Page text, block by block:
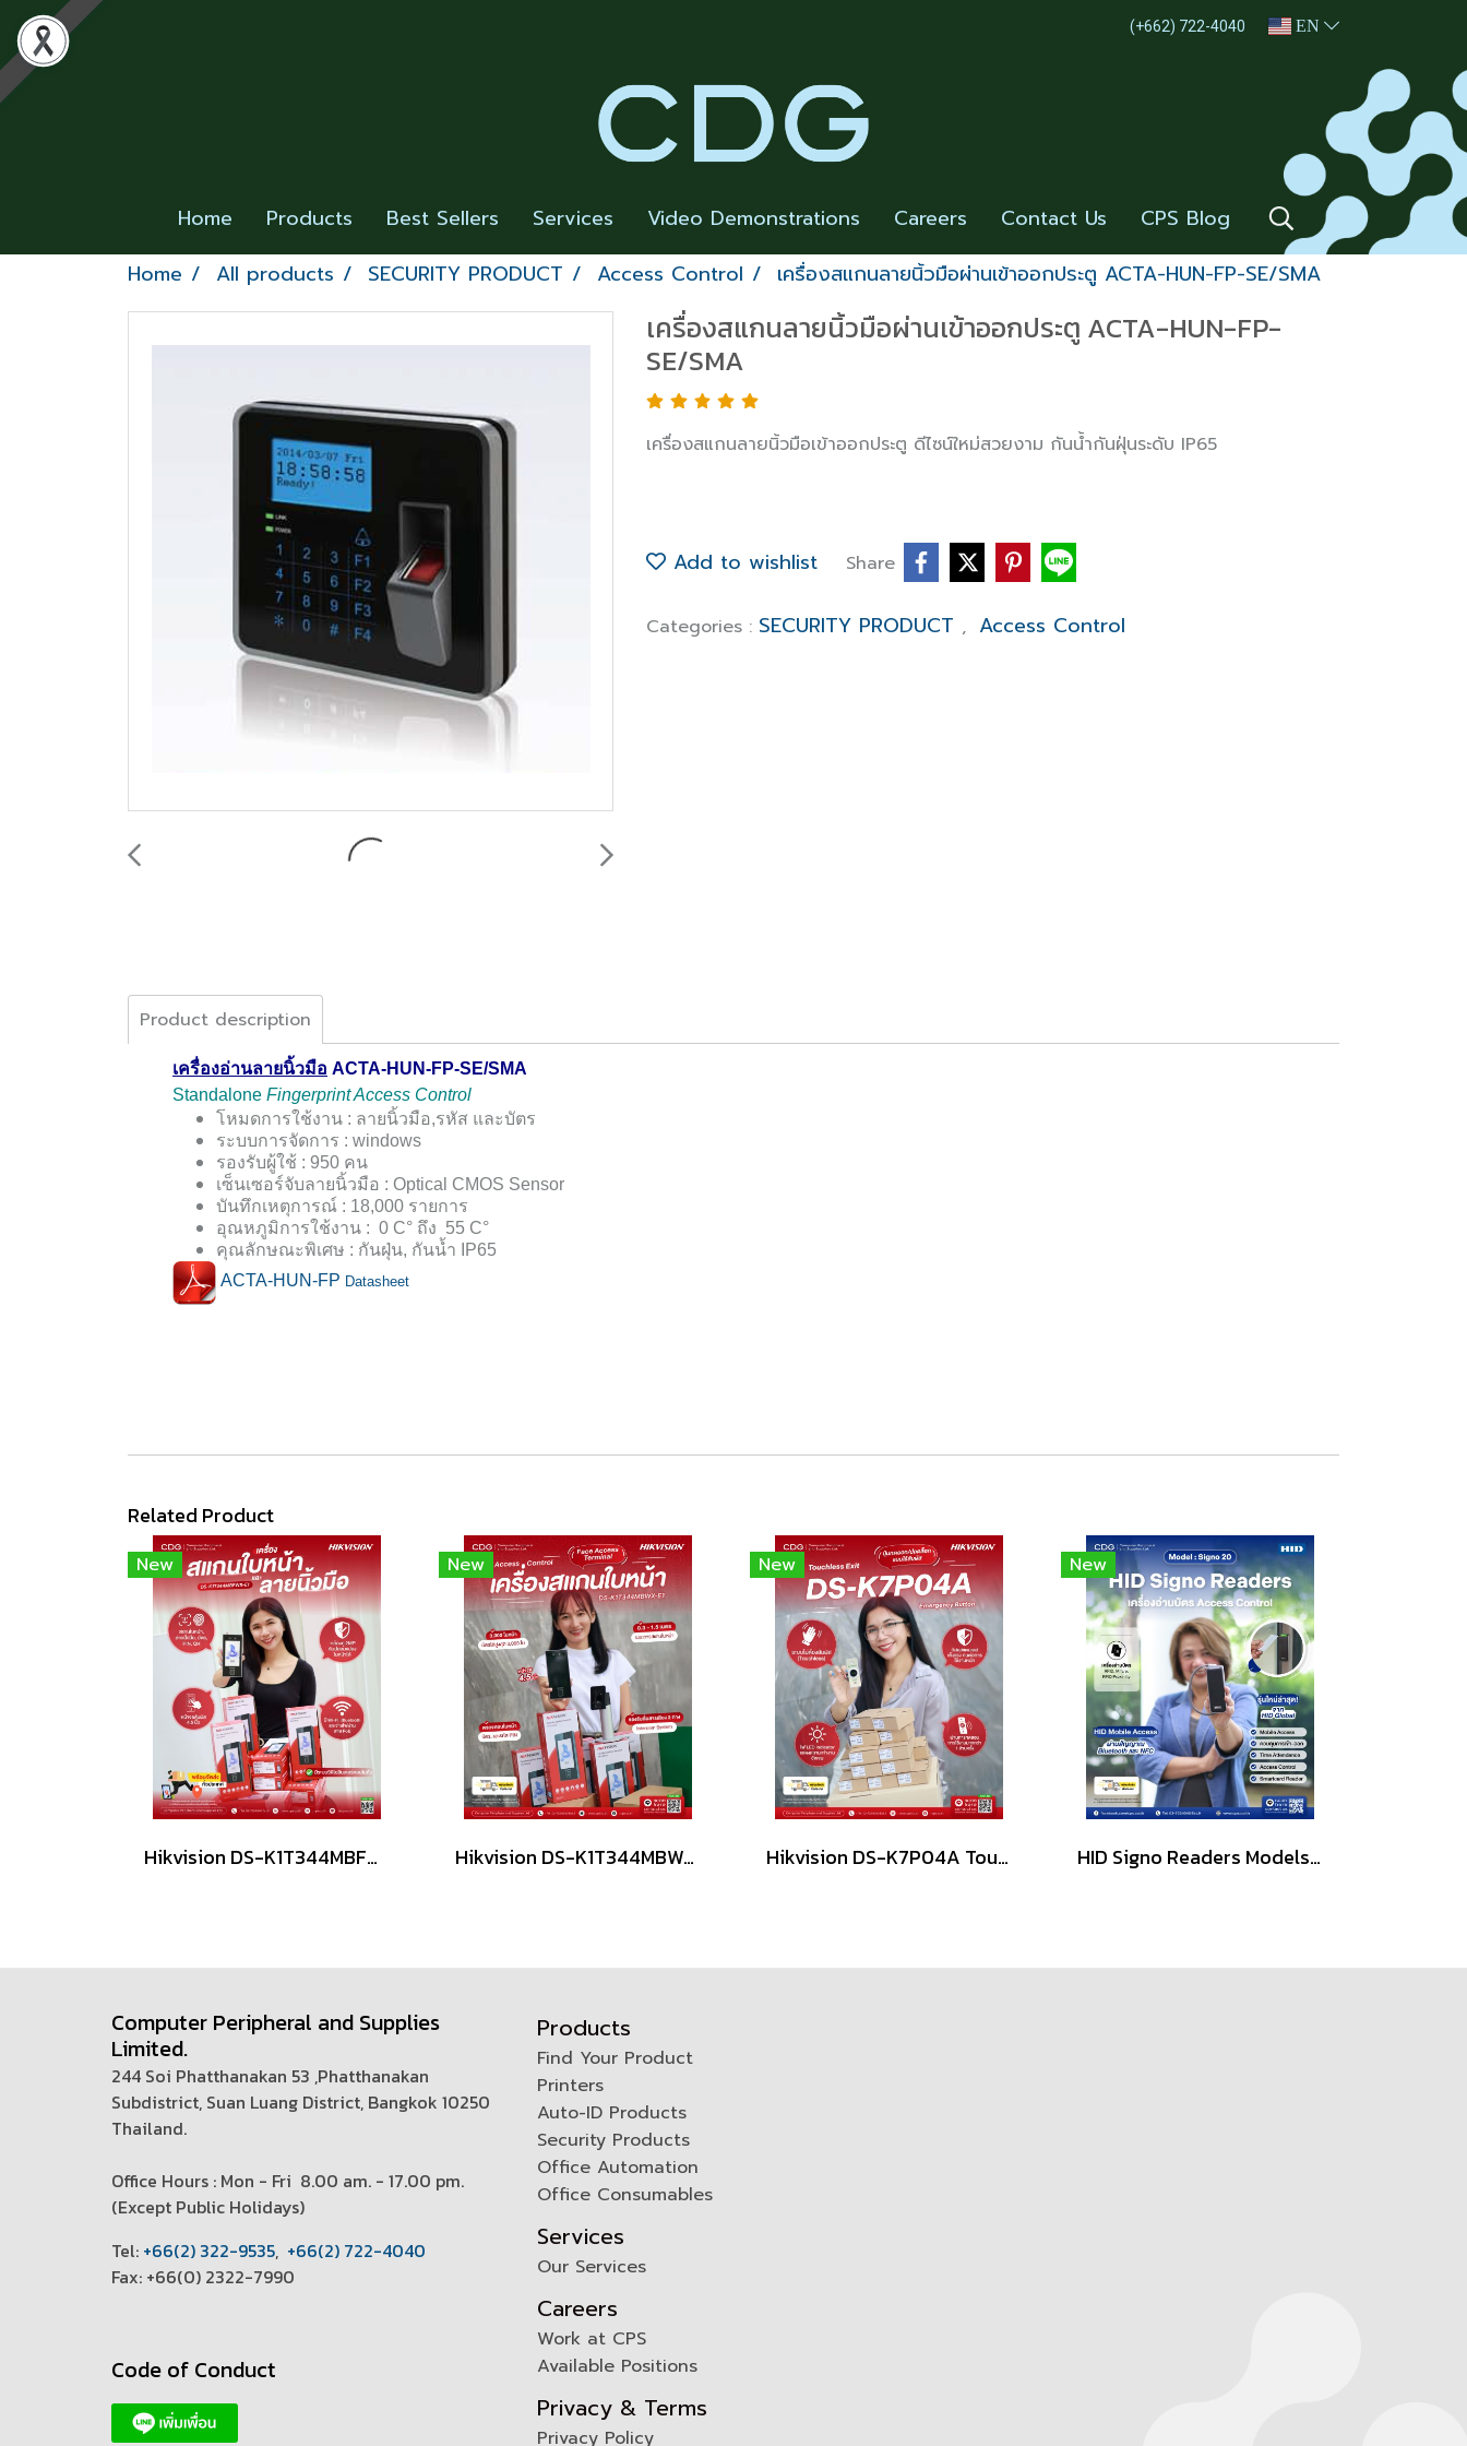
(+662) 722-4040 EN
Home Products Best Sellers Services Video Demonstrations Careers Contact Us
CPS Blog
Home
All products SECURITY PRODUCT Access Control เครื่องสแกนลายนิ้วมือผ่านเข้าออกประตู ACTA-HUN-FP-SE/SMA
เครื่องสแกนลายนิ้วมือผ่านเข้าออกประตู ACTA-HUN-FP-
SE/SMA
เครื่องสแกนลายนิ้วมือเข้าออกประตู ดีไซน์ใหม่สวยงาม กันน้ำกันฝุ่นระดับ IP65
Add to wishlist Share
Categories : SECURITY PRODUCT , Access Control
Product description
เครื่องอ่านลายนิ้วมือ ACTA-HUN-FP-SE/SMA
Standalone Fingerprint Access Control
โหมดการใช้งาน : ลายนิ้วมือ,รหัส และบัตร
ระบบการจัดการ : windows
รองรับผู้ใช้ : 950 คน
เซ็นเซอร์จับลายนิ้วมือ : Optical CMOS Sensor
บันทึกเหตุการณ์ : 18,000 รายการ
อุณหภูมิการใช้งาน : 0 C° ถึง 55 C°
คุณลักษณะพิเศษ : กันฝุ่น, กันน้ำ IP65
ACTA-HUN-FP Datasheet
Related Product
New
Hikvision DS-K1T344MBFWX-E1 Face Access Terminal
New
Hikvision DS-K1T344MBWX-E1 Face Access Terminal
New
Hikvision DS-K7P04A Touchless Exit & Emergency Button
New
HID Signo Readers Models: 20, 40, 20K, 40K, 40T
Computer Peripheral and Supplies
Limited.
244 Soi Phatthanakan 53 ,Phatthanakan
Subdistrict, Suan Luang District, Bangkok 10250
Thailand.
Office Hours : Mon - Fri 8.00 am. - 17.00 pm.
(Except Public Holidays)
Tel: +66(2) 322-9535, +66(2) 722-4040
Fax: +66(0) 2322-7990
Code of Conduct
Products
Find Your Product
Printers
Auto-ID Products
Security Products
Office Automation
Office Consumables
Services
Our Services
Careers
Work at CPS
Available Positions
Privacy & Terms
Privacy Policy